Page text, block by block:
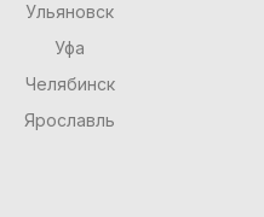
Ульяновск
Уфа
Челябинск
Ярославль